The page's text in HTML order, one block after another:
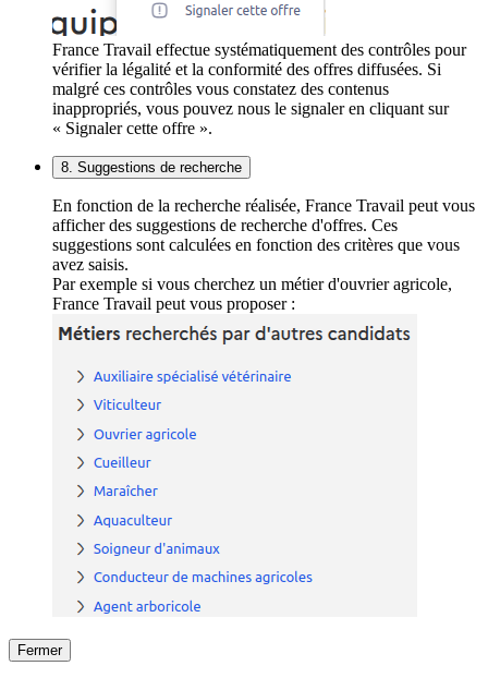
France Travail effectue systématiquement des contrôles pour
vérifier la légalité et la conformité des offres diffusées. Si
malgré ces contrôles vous constatez des contenus
inappropriés, vous pouvez nous le signaler en cliquant sur
« Signaler cette offre ».
8. Suggestions de recherche
En fonction de la recherche réalisée, France Travail peut vous
afficher des suggestions de recherche d'offres. Ces
suggestions sont calculées en fonction des critères que vous
avez saisis.
Par exemple si vous cherchez un métier d'ouvrier agricole,
France Travail peut vous proposer :
Fermer